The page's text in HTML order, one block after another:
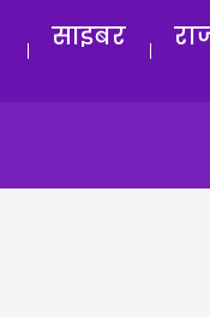
साइबर